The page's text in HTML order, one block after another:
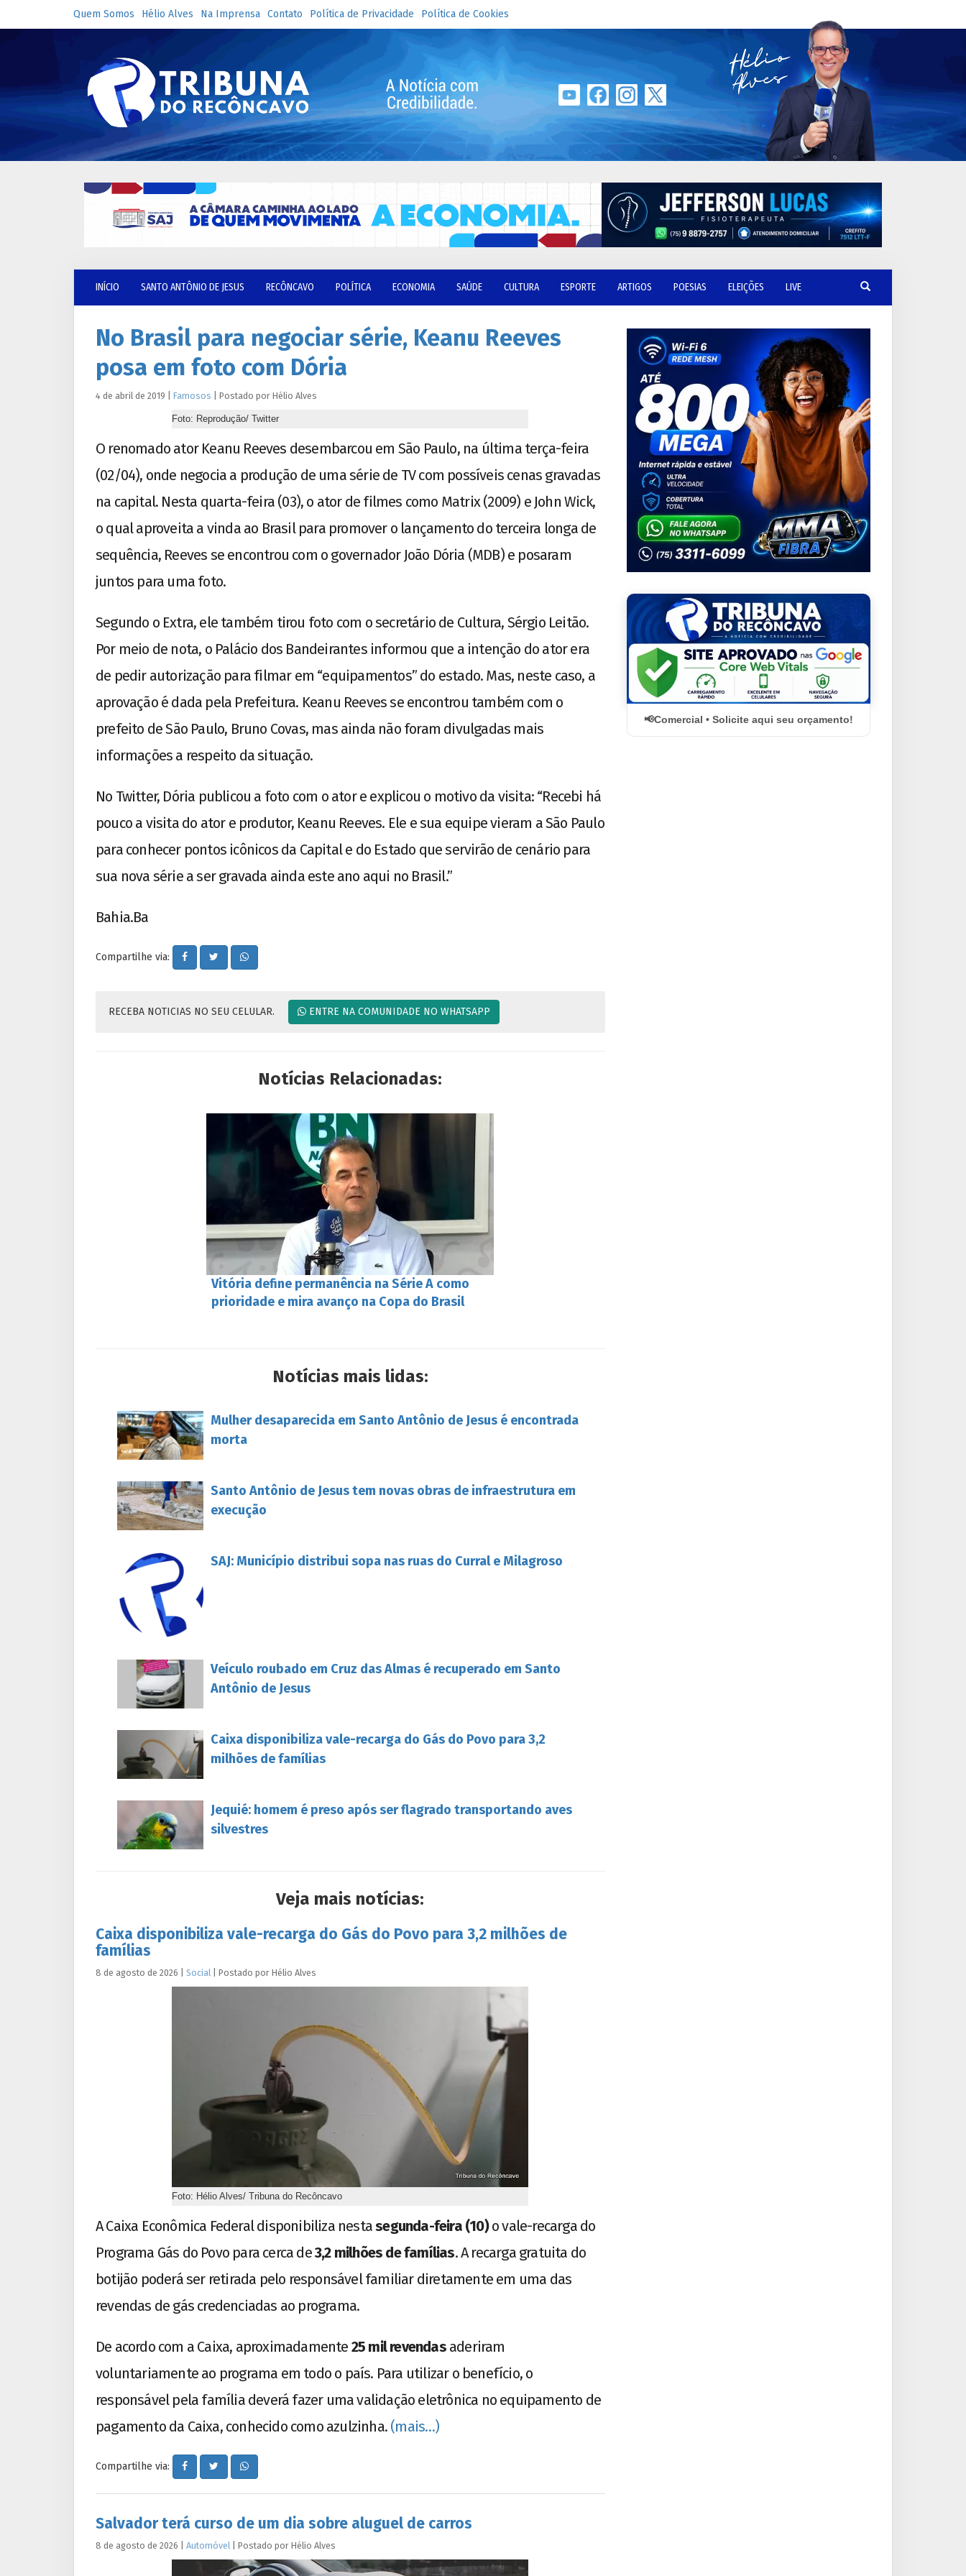
Quem Somos Hélio Alves Na Imprensa Contato Política de Privacidade Política de Cookies
INÍCIO SANTO ANTÔNIO DE JESUS RECÔNCAVO POLÍTICA ECONOMIA SAÚDE CULTURA ESPORTE ARTIGOS POESIAS ELEIÇÕES LIVE
No Brasil para negociar série, Keanu Reeves
posa em foto com Dória
4 de abril de 2019 Famosos Postado por Hélio Alves
Foto: Reprodução/ Twitter
O renomado ator Keanu Reeves desembarcou em São Paulo, na última terça-feira
(02/04), onde negocia a produção de uma série de TV com possíveis cenas gravadas
na capital. Nesta quarta-feira (03), o ator de filmes como Matrix (2009) e John Wick,
o qual aproveita a vinda ao Brasil para promover o lançamento do terceira longa de
sequência, Reeves se encontrou com o governador João Dória (MDB) e posaram
juntos para uma foto.
Segundo o Extra, ele também tirou foto com o secretário de Cultura, Sérgio Leitão.
Por meio de nota, o Palácio dos Bandeirantes informou que a intenção do ator era
de pedir autorização para filmar em “equipamentos” do estado. Mas, neste caso, a
aprovação é dada pela Prefeitura. Keanu Reeves se encontrou também com o
prefeito de São Paulo, Bruno Covas, mas ainda não foram divulgadas mais
informações a respeito da situação.
No Twitter, Dória publicou a foto com o ator e explicou o motivo da visita: “Recebi há
pouco a visita do ator e produtor, Keanu Reeves. Ele e sua equipe vieram a São Paulo
para conhecer pontos icônicos da Capital e do Estado que servirão de cenário para
sua nova série a ser gravada ainda este ano aqui no Brasil.”
Bahia.Ba
Compartilhe via:
RECEBA NOTICIAS NO SEU CELULAR. ENTRE NA COMUNIDADE NO WHATSAPP
Notícias Relacionadas:
Vitória define permanência na Série A como
prioridade e mira avanço na Copa do Brasil
Notícias mais lidas:
Mulher desaparecida em Santo Antônio de Jesus é encontrada
morta
Santo Antônio de Jesus tem novas obras de infraestrutura em
execução
SAJ: Município distribui sopa nas ruas do Curral e Milagroso
Veículo roubado em Cruz das Almas é recuperado em Santo
Antônio de Jesus
Caixa disponibiliza vale-recarga do Gás do Povo para 3,2
milhões de famílias
Jequié: homem é preso após ser flagrado transportando aves
silvestres
Veja mais notícias:
Caixa disponibiliza vale-recarga do Gás do Povo para 3,2 milhões de
famílias
8 de agosto de 2026 Social Postado por Hélio Alves
Foto: Hélio Alves/ Tribuna do Recôncavo
A Caixa Econômica Federal disponibiliza nestasegunda-feira (10)o vale-recarga do
Programa Gás do Povo para cerca de3,2 milhões de famílias. A recarga gratuita do
botijão poderá ser retirada pelo responsável familiar diretamente em uma das
revendas de gás credenciadas ao programa.
De acordo com a Caixa, aproximadamente 25 mil revendasaderiram
voluntariamente ao programa em todo o país. Para utilizar o benefício, o
responsável pela família deverá fazer uma validação eletrônica no equipamento de
pagamento da Caixa, conhecido como azulzinha. (mais…)
Compartilhe via:
Salvador terá curso de um dia sobre aluguel de carros
8 de agosto de 2026 Automóvel Postado por Hélio Alves
Comercial • Solicite aqui seu orçamento!